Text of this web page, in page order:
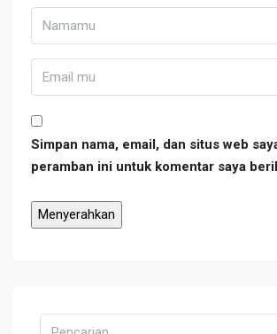
Simpan nama, email, dan situs web
peramban ini untuk komentar saya